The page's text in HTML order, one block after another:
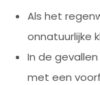
Als het
onnatuurlijke
In de
met een